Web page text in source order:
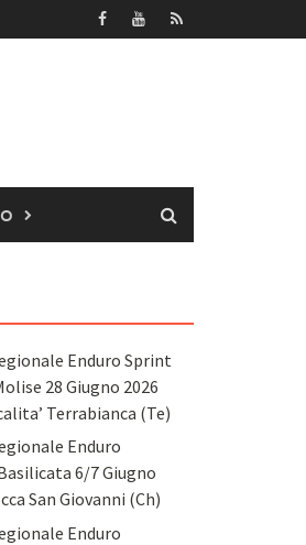
Enduro Sprint
28 Giugno 2026
Terrabianca (Te)
Enduro
6/7 Giugno
San Giovanni (Ch)
Enduro